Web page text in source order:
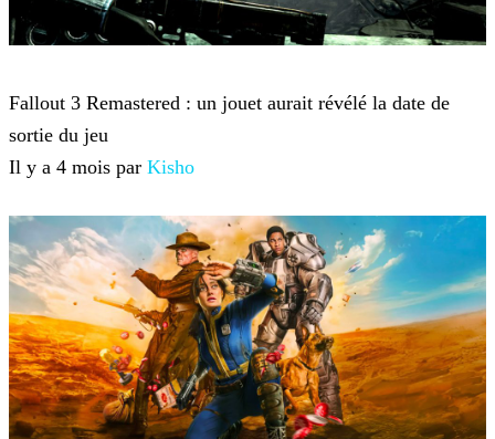
Fallout 3 Remastered : un jouet aurait révélé la date de
sortie du jeu
Il y a 4 mois par Kisho